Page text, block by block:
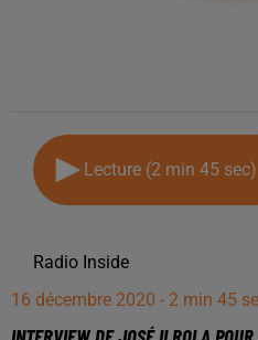
Lecture (2 min 45 sec)
Radio Inside
16 décembre 2020 - 2 min 45